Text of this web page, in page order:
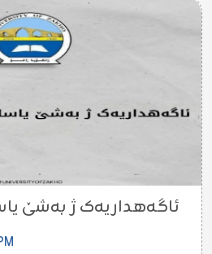
ئاگەهداریەک ژ بەشێ